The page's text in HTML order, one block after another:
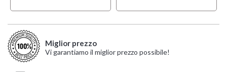
Miglior prezzo
Vi garantiamo il miglior prezzo possibile!